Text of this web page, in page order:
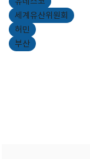
세계유산위원회
허민
부산